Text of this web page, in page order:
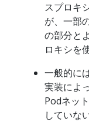
スプロキ
が、一部
の部分と
ロキシを
一般的に
実装によ
Podネッ
していな